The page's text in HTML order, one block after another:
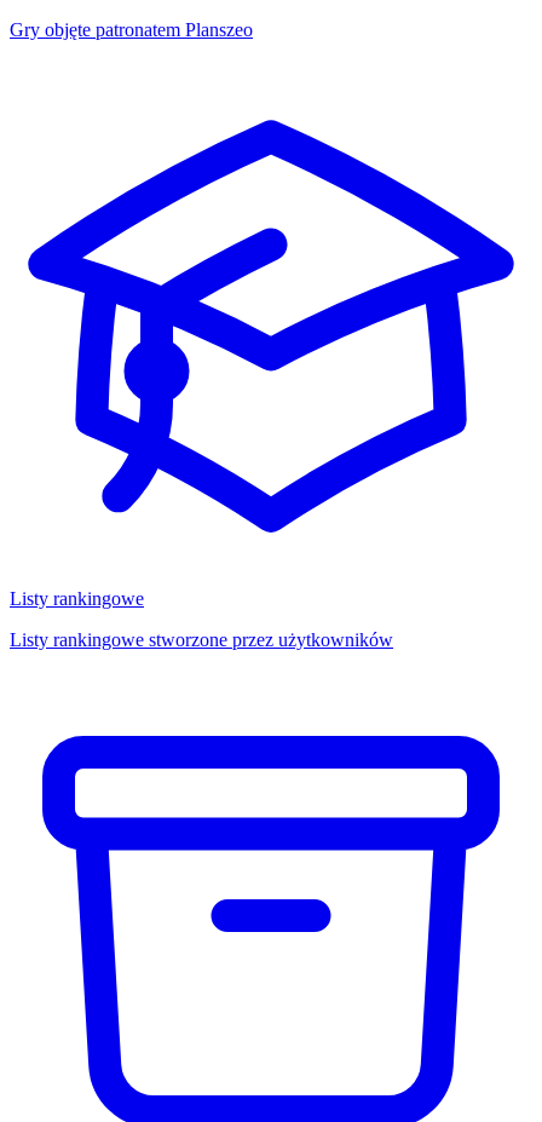
Gry objęte patronatem Planszeo
Listy rankingowe
Listy rankingowe stworzone przez użytkowników